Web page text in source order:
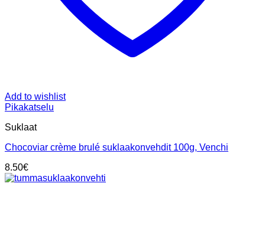
Add to wishlist
Pikakatselu
Suklaat
Chocoviar crème brulé suklaakonvehdit 100g, Venchi
8.50€